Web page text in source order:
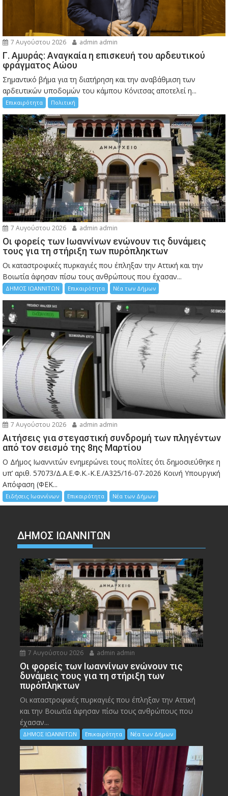
7 Αυγούστου 2026 admin admin
Γ. Αμυράς: Αναγκαία η επισκευή του αρδευτικού
φράγματος Αώου
Σημαντικό βήμα για τη διατήρηση και την αναβάθμιση των
αρδευτικών υποδομών του κάμπου Κόνιτσας αποτελεί η...
Επικαιρότητα Πολιτική
7 Αυγούστου 2026 admin admin
Οι φορείς των Ιωαννίνων ενώνουν τις δυνάμεις
τους για τη στήριξη των πυρόπληκτων
Οι καταστροφικές πυρκαγιές που έπληξαν την Αττική και την
Bοιωτία άφησαν πίσω τους ανθρώπους που έχασαν...
ΔΗΜΟΣ ΙΩΑΝΝΙΤΩΝ Επικαιρότητα Νέα των Δήμων
7 Αυγούστου 2026 admin admin
Αιτήσεις για στεγαστική συνδρομή των πληγέντων
από τον σεισμό της 8ης Μαρτίου
Ο Δήμος Ιωαννιτών ενημερώνει τους πολίτες ότι δημοσιεύθηκε η
υπ’ αριθ. 57073/Δ.Α.Ε.Φ.Κ.-Κ.Ε./Α325/16-07-2026 Κοινή Υπουργική
Απόφαση (ΦΕΚ...
Ειδήσεις Ιωαννίνων Επικαιρότητα Νέα των Δήμων
ΔΗΜΟΣ ΙΩΑΝΝΙΤΩΝ
7 Αυγούστου 2026 admin admin
Οι φορείς των Ιωαννίνων ενώνουν τις
δυνάμεις τους για τη στήριξη των
πυρόπληκτων
Οι καταστροφικές πυρκαγιές που έπληξαν την Αττική
και την Bοιωτία άφησαν πίσω τους ανθρώπους που
έχασαν...
ΔΗΜΟΣ ΙΩΑΝΝΙΤΩΝ Επικαιρότητα Νέα των Δήμων